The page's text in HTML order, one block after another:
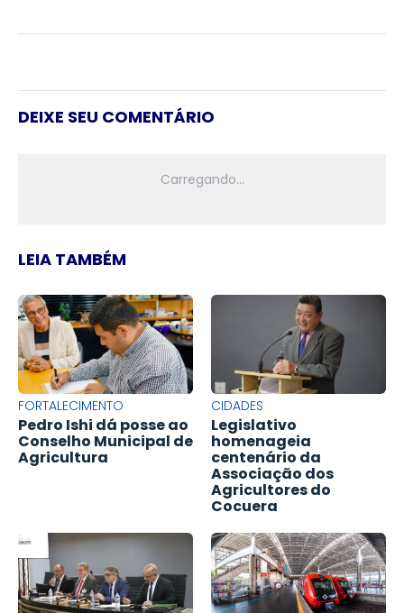
DEIXE SEU COMENTÁRIO
LEIA TAMBÉM
FORTALECIMENTO
Pedro Ishi dá posse ao
Conselho Municipal de
Agricultura
CIDADES
Legislativo
homenageia
centenário da
Associação dos
Agricultores do
Cocuera